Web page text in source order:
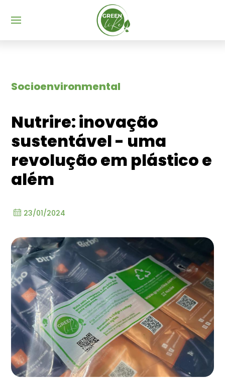
Socioenvironmental
Nutrire: inovação
sustentável - uma
revolução em plástico e
além
23/01/2024